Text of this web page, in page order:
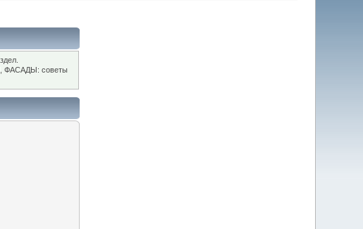
ФАСАДЫ: советы